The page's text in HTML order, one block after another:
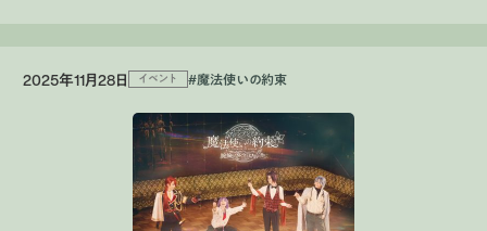
2025年11月28日 イベント #魔法使いの約束